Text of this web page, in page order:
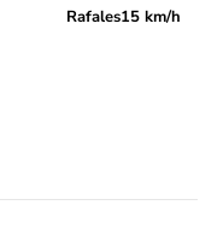
Rafales15 km/h